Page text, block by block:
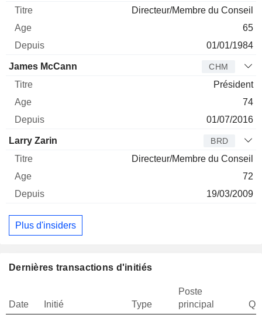
Directeur/Membre du Conseil
65
01/01/1984
James McCann CHM
Président
74
01/07/2016
Larry Zarin BRD
Directeur/Membre du Conseil
72
19/03/2009
Plus d'insiders
Dernières transactions d'initiés
Date Initié Type
Poste
principal